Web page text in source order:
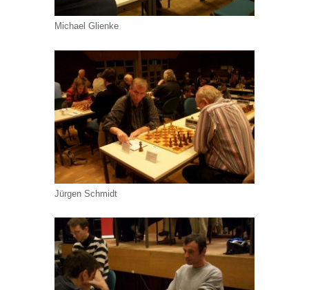
Michael Glienke
Jürgen Schmidt